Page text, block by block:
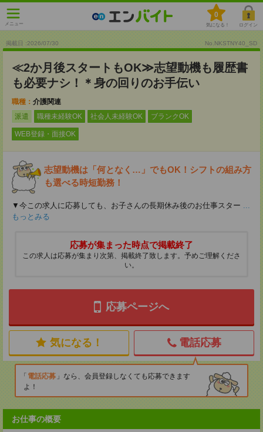
メニュー
0
気になる！ ログイン
掲載日 :2026/07/30 No.NKSTNY40_SD
≪2か月後スタートもOK≫志望動機も履歴書
も必要ナシ！＊身の回りのお手伝い
職種： 介護関連
派遣
職種未経験OK 社会人未経験OK ブランクOK
WEB登録・面接OK
志望動機は「何となく…」でもOK！シフトの組み方
も選べる時短勤務！
▼今この求人に応募しても、お子さんの長期休み後のお仕事スター ...
もっとみる
応募が集まった時点で掲載終了
この求人は応募が集まり次第、掲載終了致します。予めご理解くださ
い。
応募ページへ
気になる！ 電話応募
電話応募
なら、会員登録しなくても応募できます
よ！
お仕事の概要